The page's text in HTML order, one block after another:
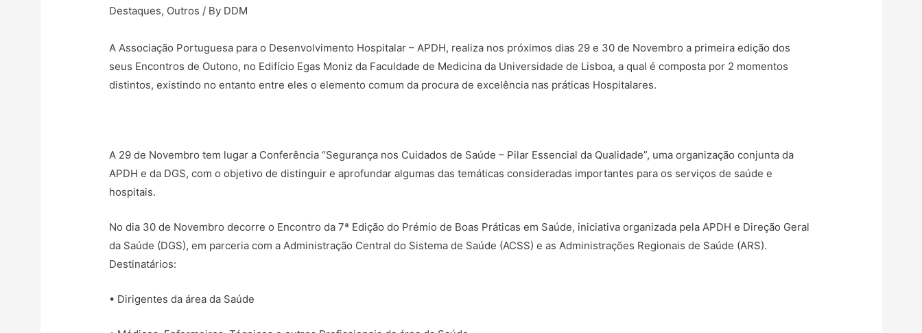
Destaques, Outros / By DDM
A Associação Portuguesa para o Desenvolvimento Hospitalar – APDH, realiza nos próximos dias 29 e 30 de Novembro a primeira edição dos
seus Encontros de Outono, no Edifício Egas Moniz da Faculdade de Medicina da Universidade de Lisboa, a qual é composta por 2 momentos
distintos, existindo no entanto entre eles o elemento comum da procura de excelência nas práticas Hospitalares.
A 29 de Novembro tem lugar a Conferência “Segurança nos Cuidados de Saúde – Pilar Essencial da Qualidade”, uma organização conjunta da
APDH e da DGS, com o objetivo de distinguir e aprofundar algumas das temáticas consideradas importantes para os serviços de saúde e
hospitais.
No dia 30 de Novembro decorre o Encontro da 7ª Edição do Prémio de Boas Práticas em Saúde, iniciativa organizada pela APDH e Direção Geral
da Saúde (DGS), em parceria com a Administração Central do Sistema de Saúde (ACSS) e as Administrações Regionais de Saúde (ARS).
Destinatários:
• Dirigentes da área da Saúde